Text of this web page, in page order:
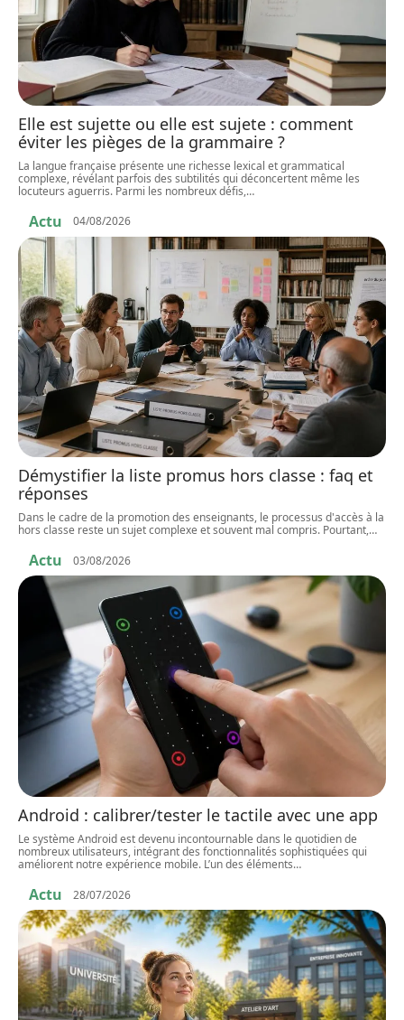
Elle est sujette ou elle est sujete : comment
éviter les pièges de la grammaire ?
La langue française présente une richesse lexical et grammatical
complexe, révélant parfois des subtilités qui déconcertent même les
locuteurs aguerris. Parmi les nombreux défis,…
Actu 04/08/2026
Démystifier la liste promus hors classe : faq et
réponses
Dans le cadre de la promotion des enseignants, le processus d'accès à la
hors classe reste un sujet complexe et souvent mal compris. Pourtant,…
Actu 03/08/2026
Android : calibrer/tester le tactile avec une app
Le système Android est devenu incontournable dans le quotidien de
nombreux utilisateurs, intégrant des fonctionnalités sophistiquées qui
améliorent notre expérience mobile. L’un des éléments…
Actu 28/07/2026